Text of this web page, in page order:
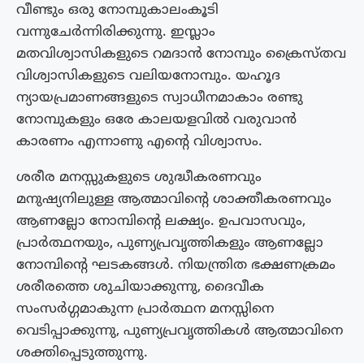
വീണ്ടും ഒരു നോമ്പുകാലംകൂടി
വന്നുചേർന്നിരിക്കുന്നു. ഇസ്ലാം
മതവിശ്വാസികളുടെ റമദാൻ നോമ്പും ക്രൈസ്തവ
വിശ്വാസികളുടെ വലിയനോമ്പും. യഹൂദ
ന്യായപ്രമാണങ്ങളുടെ സ്വാധീനമാകാം രണ്ടു
നോമ്പുകളും ഒരേ കാലയളവിൽ വരുവാൻ
കാരണം എന്നാണു എന്റെ വിശ്വാസം.
ശരീര മനസ്സുകളുടെ ശുദ്ധീകരണവും
മനുഷ്യനിലുള്ള ആത്മാവിന്റെ ശാക്തീകരണവും
ആണല്ലോ നോമ്പിന്റെ ലക്ഷ്യം. ഉപവാസവും,
പ്രാർത്ഥനയും, പുണ്യപ്രവൃത്തികളും ആണല്ലോ
നോമ്പിന്റെ ഘടകങ്ങൾ. നിയന്ത്രിത ഭക്ഷണക്രമം
ശരീരത്തെ ശുചിയാക്കുന്നു, ദൈവീക
സംസർഗ്ഗമാകുന്ന പ്രാർത്ഥന മനസ്സിനെ
വെടിപ്പാക്കുന്നു, പുണ്യപ്രവൃത്തികൾ ആത്മാവിനെ
ശക്തിപ്പെടുത്തുന്നു.